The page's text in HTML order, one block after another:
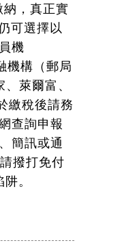
，真正實
可選擇以
機
機構（郵局
萊爾富、
繳稅後請務
查詢申報
簡訊或通
撥打免付
。